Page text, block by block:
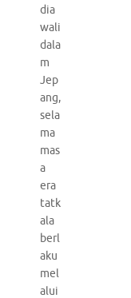
dia
wali
dala
m
Jep
ang,
sela
ma
mas
a
era
tatk
ala
berl
aku
mel
alui